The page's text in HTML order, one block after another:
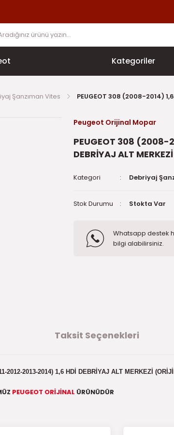
Kategoriler
Şanzıman Vites PEUGEOT 308 (2008-2014) 1,6
Peugeot Orijinal Mopar
PEUGEOT 308 (2008-
DEBRİYAJ ALT
Kategori Debriyaj
Stok Durumu Stokta Var
Whatsapp destek
bilgi alabilirsiniz.
Taksit Seçenekleri
2012-2013-2014) 1,6 HDİ DEBRİYAJ ALT MERKEZİ
PEUGEOT ORİJİNAL ÜRÜNÜDÜR
ürüne ilk yorumu siz yapın!